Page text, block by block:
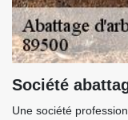
Société
Une société